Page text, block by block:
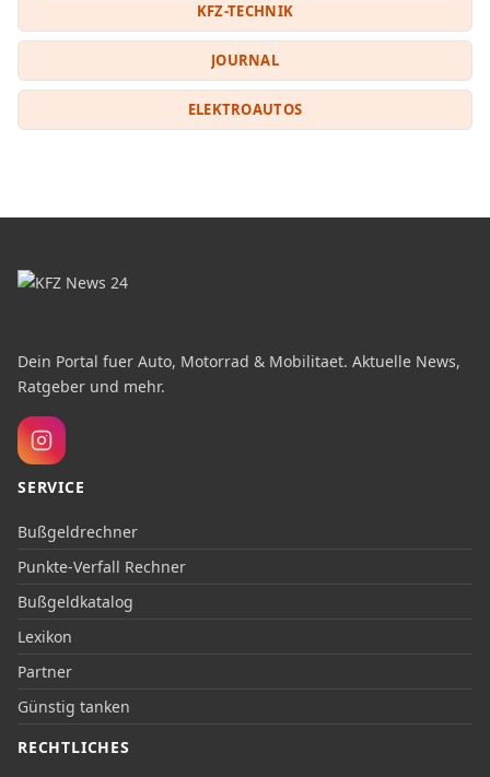
KFZ-TECHNIK
JOURNAL
ELEKTROAUTOS
Dein Portal fuer Auto, Motorrad & Mobilitaet. Aktuelle News,
Ratgeber und mehr.
SERVICE
Bußgeldrechner
Punkte-Verfall Rechner
Bußgeldkatalog
Lexikon
Partner
Günstig tanken
RECHTLICHES